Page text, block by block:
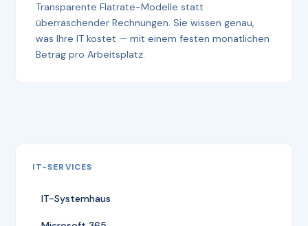
Transparente Flatrate-Modelle statt
überraschender Rechnungen. Sie wissen genau,
was Ihre IT kostet — mit einem festen monatlichen
Betrag pro Arbeitsplatz.
IT-SERVICES
IT-Systemhaus